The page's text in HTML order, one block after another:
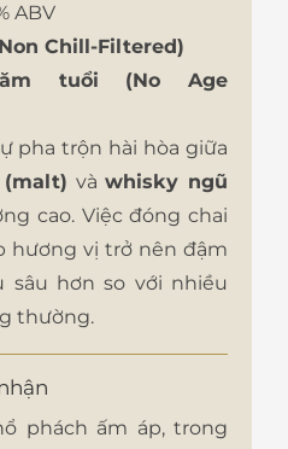
ABV
Chill-Filtered)
tuổi (No Age
pha trộn hài hòa giữa
vàwhisky ngũ
cao. Việc đóng chai
hương vị trở nên đậm
sâu hơn so với nhiều
thường.
phách ấm áp, trong